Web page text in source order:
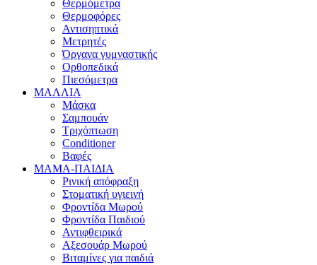
Θερμόμετρα
Θερμοφόρες
Αντισηπτικά
Μετρητές
Όργανα γυμναστικής
Ορθοπεδικά
Πιεσόμετρα
ΜΑΛΛΙΑ
Μάσκα
Σαμπουάν
Τριχόπτωση
Conditioner
Βαφές
ΜΑΜΑ-ΠΑΙΔΙΑ
Ρινική απόφραξη
Στοματική υγιεινή
Φροντίδα Μωρού
Φροντίδα Παιδιού
Αντιφθειρικά
Αξεσουάρ Μωρού
Βιταμίνες για παιδιά